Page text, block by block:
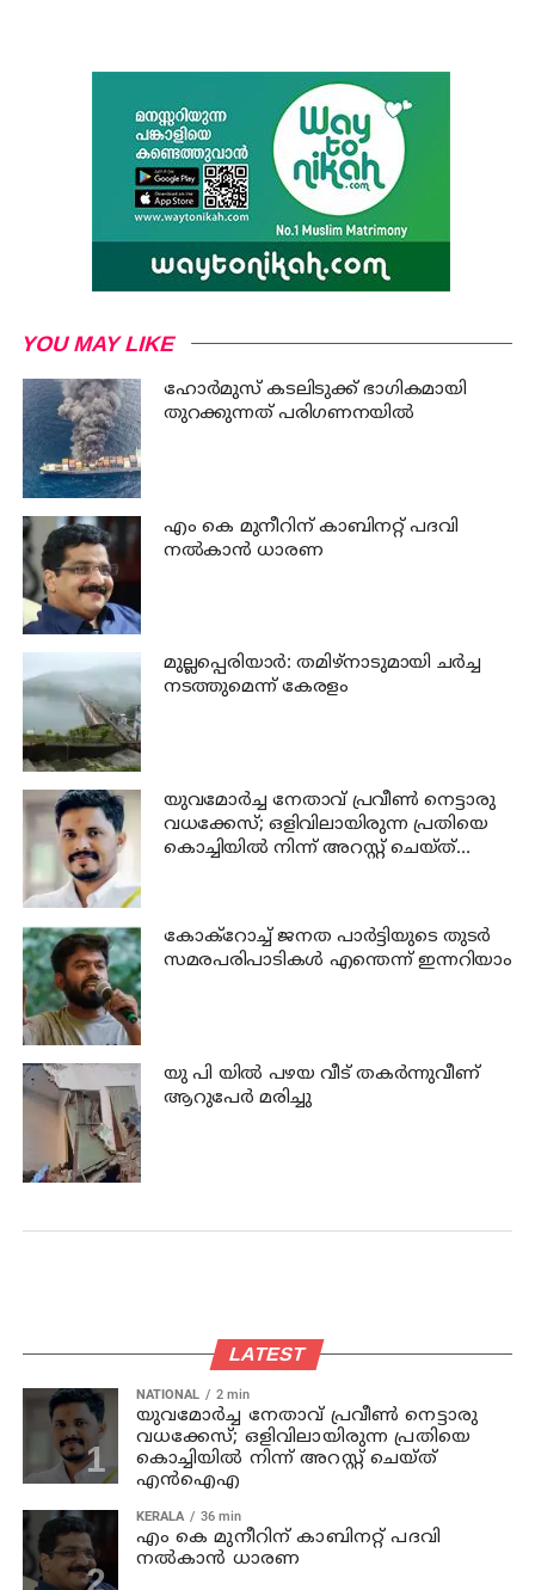
YOU MAY LIKE
ഹോര്‍മുസ് കടലിടുക്ക് ഭാഗികമായി
തുറക്കുന്നത് പരിഗണനയില്‍
എം കെ മുനീറിന് കാബിനറ്റ് പദവി
നല്‍കാന്‍ ധാരണ
മുല്ലപ്പെരിയാര്‍: തമിഴ്‌നാടുമായി ചര്‍ച്ച
നടത്തുമെന്ന് കേരളം
യുവമോര്‍ച്ച നേതാവ് പ്രവീണ്‍ നെട്ടാരു
വധക്കേസ്; ഒളിവിലായിരുന്ന പ്രതിയെ
കൊച്ചിയില്‍ നിന്ന് അറസ്റ്റ് ചെയ്ത്
കോക്റോച്ച് ജനത പാര്‍ട്ടിയുടെ തുടര്‍
സമരപരിപാടികള്‍ എന്തെന്ന് ഇന്നറിയാം
യു പി യില്‍ പഴയ വീട് തകര്‍ന്നുവീണ്
ആറുപേര്‍ മരിച്ചു
LATEST
NATIONAL 2 min
യുവമോര്‍ച്ച നേതാവ് പ്രവീണ്‍ നെട്ടാരു
വധക്കേസ്; ഒളിവിലായിരുന്ന പ്രതിയെ
കൊച്ചിയില്‍ നിന്ന് അറസ്റ്റ് ചെയ്ത്
എന്‍ഐഎ
KERALA 36 min
എം കെ മുനീറിന് കാബിനറ്റ് പദവി
നല്‍കാന്‍ ധാരണ